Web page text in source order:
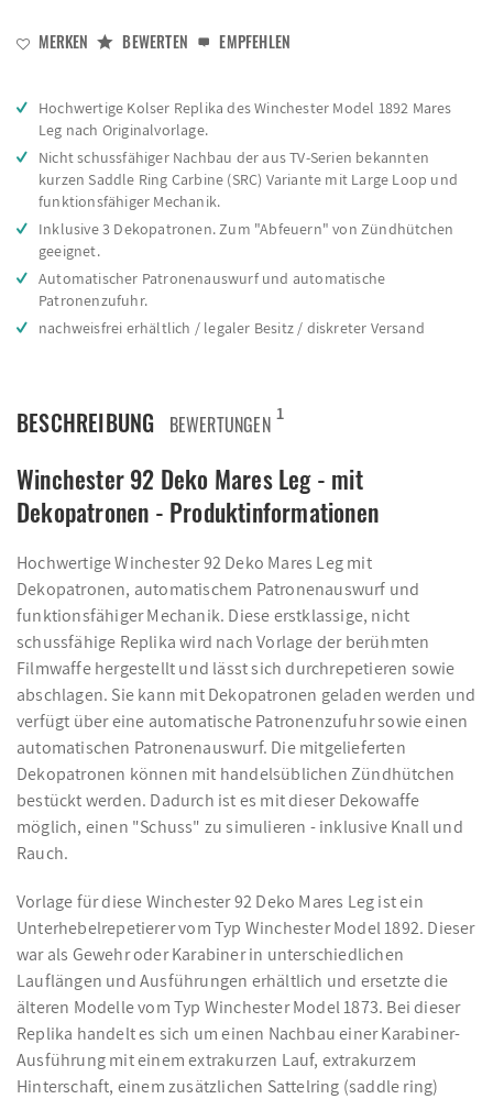
MERKEN BEWERTEN EMPFEHLEN
Hochwertige Kolser Replika des Winchester Model 1892 Mares
Leg nach Originalvorlage.
Nicht schussfähiger Nachbau der aus TV-Serien bekannten
kurzen Saddle Ring Carbine (SRC) Variante mit Large Loop und
funktionsfähiger Mechanik.
Inklusive 3 Dekopatronen. Zum "Abfeuern" von Zündhütchen
geeignet.
Automatischer Patronenauswurf und automatische
Patronenzufuhr.
nachweisfrei erhältlich / legaler Besitz / diskreter Versand
BESCHREIBUNG BEWERTUNGEN 1
Winchester 92 Deko Mares Leg - mit
Dekopatronen - Produktinformationen
Hochwertige Winchester 92 Deko Mares Leg mit
Dekopatronen, automatischem Patronenauswurf und
funktionsfähiger Mechanik. Diese erstklassige, nicht
schussfähige Replika wird nach Vorlage der berühmten
Filmwaffe hergestellt und lässt sich durchrepetieren sowie
abschlagen. Sie kann mit Dekopatronen geladen werden und
verfügt über eine automatische Patronenzufuhr sowie einen
automatischen Patronenauswurf. Die mitgelieferten
Dekopatronen können mit handelsüblichen Zündhütchen
bestückt werden. Dadurch ist es mit dieser Dekowaffe
möglich, einen "Schuss" zu simulieren - inklusive Knall und
Rauch.
Vorlage für diese Winchester 92 Deko Mares Leg ist ein
Unterhebelrepetierer vom Typ Winchester Model 1892. Dieser
war als Gewehr oder Karabiner in unterschiedlichen
Lauflängen und Ausführungen erhältlich und ersetzte die
älteren Modelle vom Typ Winchester Model 1873. Bei dieser
Replika handelt es sich um einen Nachbau einer Karabiner-
Ausführung mit einem extrakurzen Lauf, extrakurzem
Hinterschaft, einem zusätzlichen Sattelring (saddle ring)